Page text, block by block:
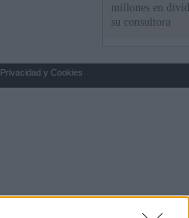
millones en
su consultora
Privacidad y Cookies